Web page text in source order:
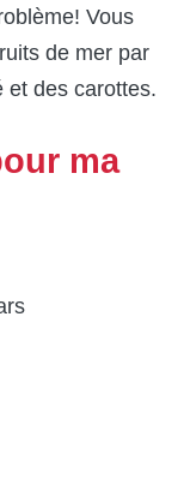
Vous
de mer par
et des carottes.
ma